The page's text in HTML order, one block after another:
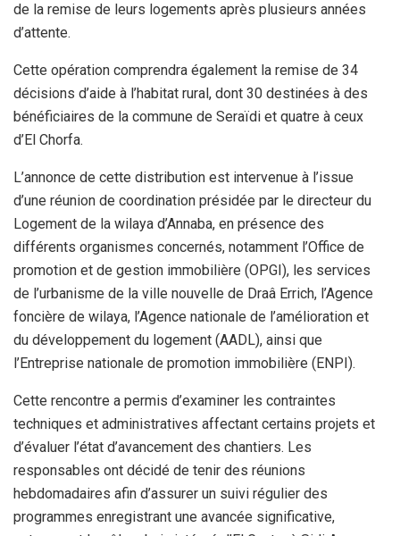
de la remise de leurs logements après plusieurs années
d’attente.
Cette opération comprendra également la remise de 34
décisions d’aide à l’habitat rural, dont 30 destinées à des
bénéficiaires de la commune de Seraïdi et quatre à ceux
d’El Chorfa.
L’annonce de cette distribution est intervenue à l’issue
d’une réunion de coordination présidée par le directeur du
Logement de la wilaya d’Annaba, en présence des
différents organismes concernés, notamment l’Office de
promotion et de gestion immobilière (OPGI), les services
de l’urbanisme de la ville nouvelle de Draâ Errich, l’Agence
foncière de wilaya, l’Agence nationale de l’amélioration et
du développement du logement (AADL), ainsi que
l’Entreprise nationale de promotion immobilière (ENPI).
Cette rencontre a permis d’examiner les contraintes
techniques et administratives affectant certains projets et
d’évaluer l’état d’avancement des chantiers. Les
responsables ont décidé de tenir des réunions
hebdomadaires afin d’assurer un suivi régulier des
programmes enregistrant une avancée significative,